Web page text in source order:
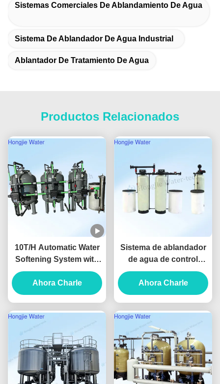
Sistemas Comerciales De Ablandamiento De Agua
Sistema De Ablandador De Agua Industrial
Ablantador De Tratamiento De Agua
Productos Relacionados
10T/H Automatic Water
Softening System with
UV Sterilization and Iron
Manganese Removal for
Hotels
Ahora Charle
Sistema de ablandador
de agua de control
automático PLC con
tanque de resina de
FRP Resina de
Ahora Charle